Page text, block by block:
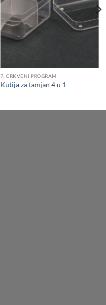
7. CRKVENI PROGRAM
Kutija za tamjan 4 u 1